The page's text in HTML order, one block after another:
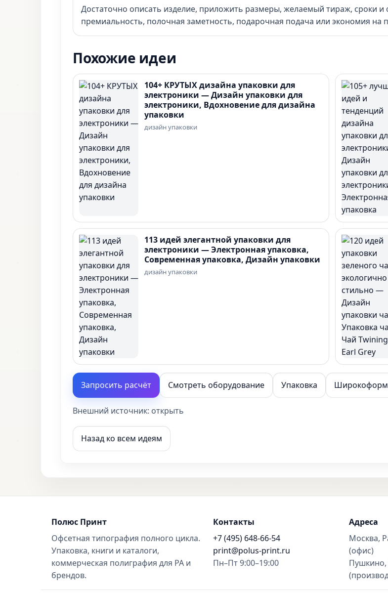
Достаточно описать изделие, приложить размеры, желаемый тираж, сроки и
премиальность, полочная заметность, подарочная подача или экономия на
Похожие идеи
104+ КРУТЫХ дизайна упаковки для
электроники — Дизайн упаковки для
электроники, Вдохновение для дизайна
упаковки
дизайн упаковки
113 идей элегантной упаковки для
электроники — Электронная упаковка,
Современная упаковка, Дизайн упаковки
дизайн упаковки
Запросить расчёт Смотреть оборудование Упаковка
Внешний источник: открыть
Назад ко всем идеям
Полюс Принт
Офсетная типография полного цикла.
Упаковка, книги и каталоги,
коммерческая полиграфия для РА и
брендов.
Контакты
+7 (495) 648-66-54
print@polus-print.ru
Пн–Пт 9:00–19:00
Адреса
Москва,
(офис)
Пушкино,